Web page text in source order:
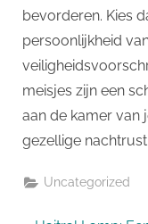
bevorderen. Kies
persoonlijkheid
meisjes zijn een
aan de kamer van
gezellige
Uncategorized